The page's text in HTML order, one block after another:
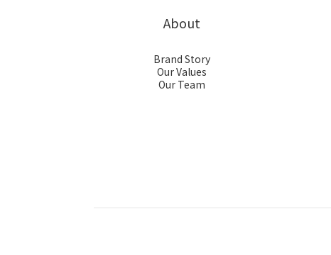
About
Brand Story
Our Values
Our Team